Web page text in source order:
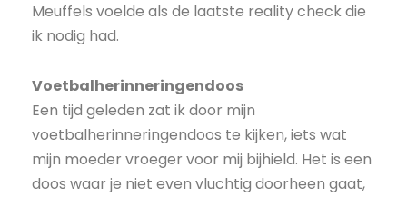
Meuffels voelde als de laatste reality check die
ik nodig had.
Voetbalherinneringendoos
Een tijd geleden zat ik door mijn
voetbalherinneringendoos te kijken, iets wat
mijn moeder vroeger voor mij bijhield. Het is een
doos waar je niet even vluchtig doorheen gaat,